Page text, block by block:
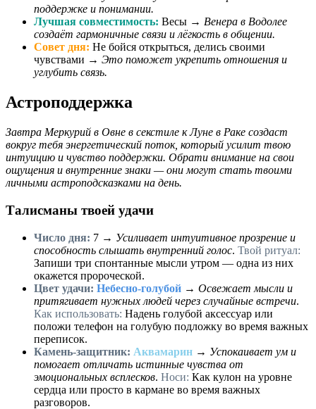
поддержке и понимании.
Лучшая совместимость: Весы → Венера в Водолее
создаёт гармоничные связи и лёгкость в общении.
Совет дня: Не бойся открыться, делись своими
чувствами → Это поможет укрепить отношения и
углубить связь.
Астроподдержка
Завтра Меркурий в Овне в секстиле к Луне в Раке создаст
вокруг тебя энергетический поток, который усилит твою
интуицию и чувство поддержки. Обрати внимание на свои
ощущения и внутренние знаки — они могут стать твоими
личными астроподсказками на день.
Талисманы твоей удачи
Число дня: 7 → Усиливает интуитивное прозрение и
способность слышать внутренний голос. Твой ритуал:
Запиши три спонтанные мысли утром — одна из них
окажется пророческой.
Цвет удачи: Небесно-голубой → Освежает мысли и
притягивает нужных людей через случайные встречи.
Как использовать: Надень голубой аксессуар или
положи телефон на голубую подложку во время важных
переписок.
Камень-защитник: Аквамарин → Успокаивает ум и
помогает отличать истинные чувства от
эмоциональных всплесков. Носи: Как кулон на уровне
сердца или просто в кармане во время важных
разговоров.